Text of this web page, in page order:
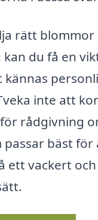
rätt blommor
du få en
inte att
rådgivning
bäst för
ett vackert och